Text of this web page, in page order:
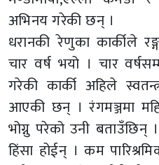
अभिनय गरेकी छन् ।
धरानकी रेणुका कार्कीले
चार वर्ष भयो । चार
गरेकी कार्की अहिले
आएकी छन् । रंगमञ्जमा
भोग्नु परेको उनी बताउँछिन्
हिंसा होईन् । कम